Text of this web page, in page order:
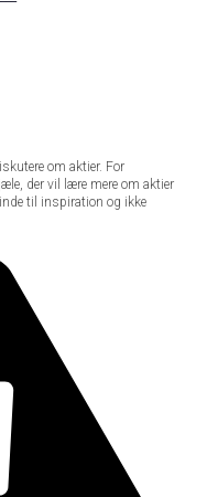
om aktier. For
der vil lære mere om aktier
til inspiration og ikke